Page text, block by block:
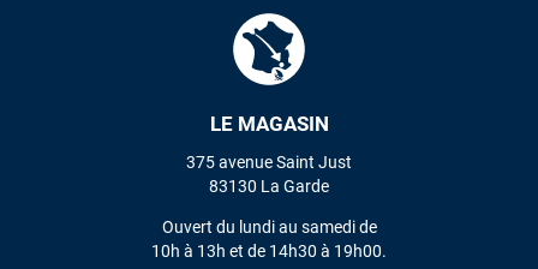
LE MAGASIN
375 avenue Saint Just
83130 La Garde
Ouvert du lundi au samedi de
10h à 13h et de 14h30 à 19h00.
L'envoi a été rapide. La voile est arrivée en super état.
VOIR TOUS LES AVIS
LAISSER UN AVIS